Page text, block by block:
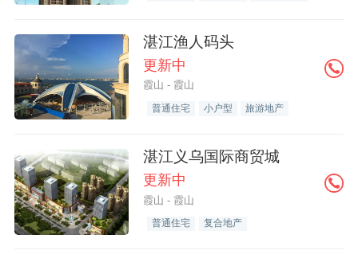
湛江渔人码头
更新中
霞山 - 霞山
普通住宅 小户型 旅游地产
湛江义乌国际商贸城
更新中
霞山 - 霞山
普通住宅 复合地产